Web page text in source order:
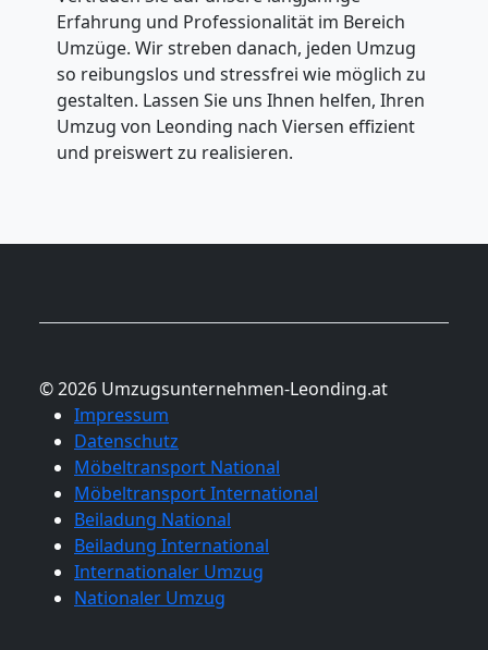
Erfahrung und Professionalität im Bereich
Umzüge. Wir streben danach, jeden Umzug
so reibungslos und stressfrei wie möglich zu
gestalten. Lassen Sie uns Ihnen helfen, Ihren
Umzug von Leonding nach Viersen effizient
und preiswert zu realisieren.
© 2026 Umzugsunternehmen-Leonding.at
Impressum
Datenschutz
Möbeltransport National
Möbeltransport International
Beiladung National
Beiladung International
Internationaler Umzug
Nationaler Umzug